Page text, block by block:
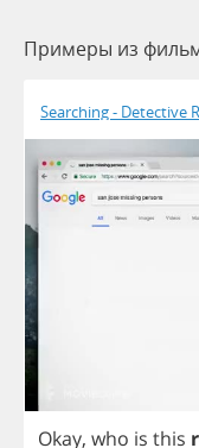
Примеры из
Searching - Detective
Okay, who is this